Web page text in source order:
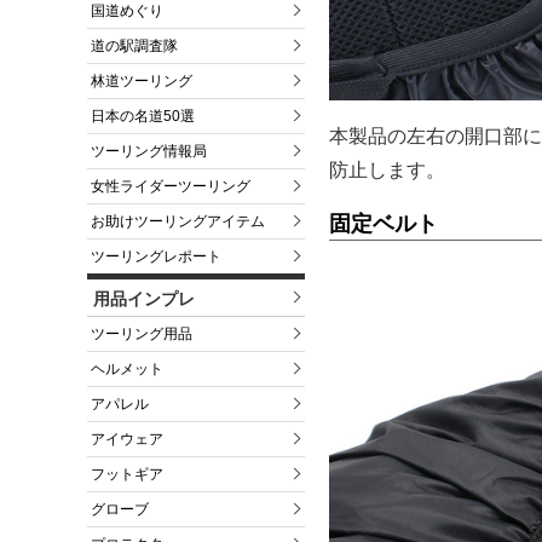
国道めぐり
道の駅調査隊
林道ツーリング
日本の名道50選
ツーリング情報局
女性ライダーツーリング
お助けツーリングアイテム
ツーリングレポート
用品インプレ
ツーリング用品
ヘルメット
アパレル
アイウェア
フットギア
グローブ
本製品の左右の開口部
防止します。
固定ベルト